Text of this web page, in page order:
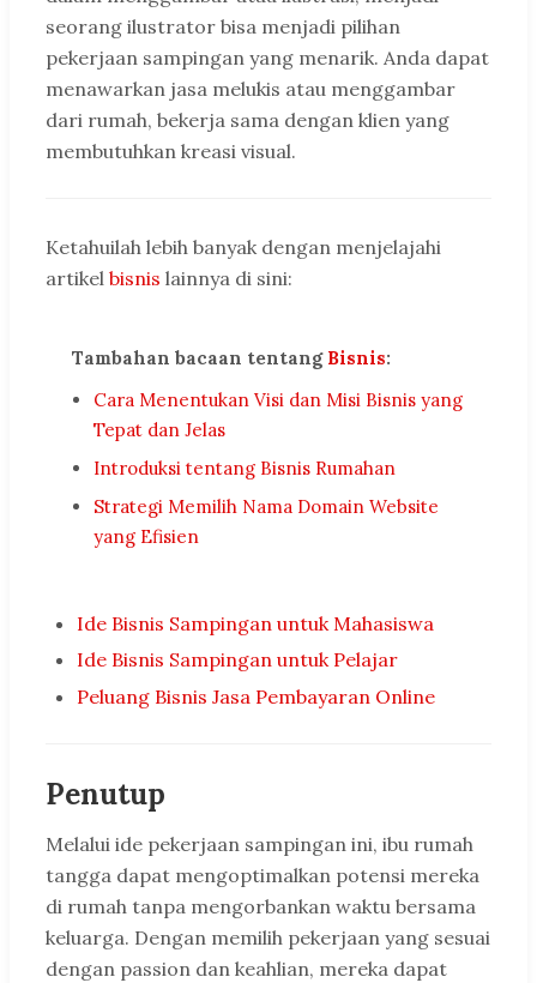
seorang ilustrator bisa menjadi pilihan
pekerjaan sampingan yang menarik. Anda dapat
menawarkan jasa melukis atau menggambar
dari rumah, bekerja sama dengan klien yang
membutuhkan kreasi visual.
Ketahuilah lebih banyak dengan menjelajahi
artikel bisnis lainnya di sini:
Tambahan bacaan tentang Bisnis:
Cara Menentukan Visi dan Misi Bisnis yang
Tepat dan Jelas
Introduksi tentang Bisnis Rumahan
Strategi Memilih Nama Domain Website
yang Efisien
Ide Bisnis Sampingan untuk Mahasiswa
Ide Bisnis Sampingan untuk Pelajar
Peluang Bisnis Jasa Pembayaran Online
Penutup
Melalui ide pekerjaan sampingan ini, ibu rumah
tangga dapat mengoptimalkan potensi mereka
di rumah tanpa mengorbankan waktu bersama
keluarga. Dengan memilih pekerjaan yang sesuai
dengan passion dan keahlian, mereka dapat